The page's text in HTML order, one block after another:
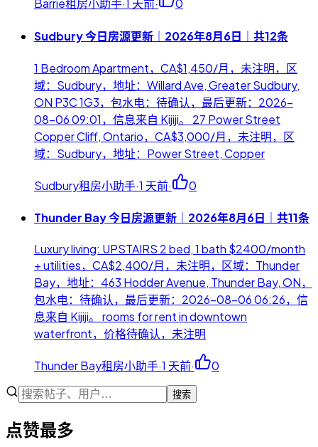
Barrie租房小助手·1 天前· 0
Sudbury 今日房源更新｜2026年8月6日｜共12条
1 Bedroom Apartment，CA$1,450/月，未注明，区
域：Sudbury，地址：Willard Ave, Greater Sudbury,
ON P3C 1G3，包水电：待确认，最后更新：2026-
08-06 09:01，信息来自 Kijiji。 27 Power Street
Copper Cliff, Ontario，CA$3,000/月，未注明，区
域：Sudbury，地址：Power Street, Copper
Sudbury租房小助手·1 天前· 0
Thunder Bay 今日房源更新｜2026年8月6日｜共11条
Luxury living: UPSTAIRS 2 bed, 1 bath $2400/month
+ utilities，CA$2,400/月，未注明，区域：Thunder
Bay，地址：463 Hodder Avenue, Thunder Bay, ON，
包水电：待确认，最后更新：2026-08-06 06:26，信
息来自 Kijiji。 rooms for rent in downtown
waterfront，价格待确认，未注明
Thunder Bay租房小助手·1 天前· 0
搜索
点赞最多